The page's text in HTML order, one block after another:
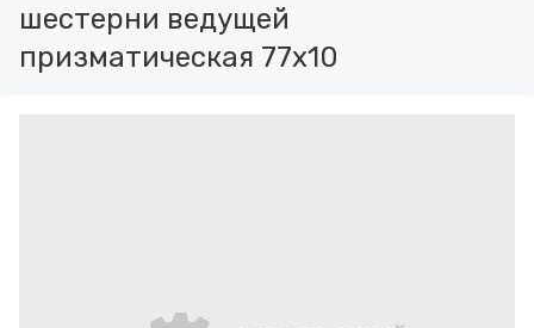
шестерни ведущей
призматическая 77х10